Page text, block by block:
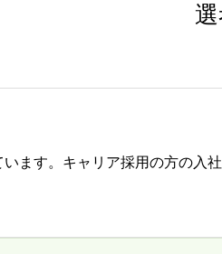
ます。キャリア採用の方の入